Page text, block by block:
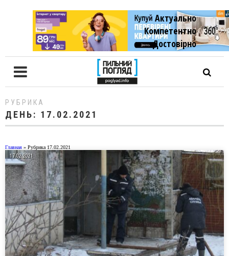
Актуально
Компетентно
Достовiрно
РУБРИКА
ДЕНЬ: 17.02.2021
Главная » Рубрика 17.02.2021
17.02.2021